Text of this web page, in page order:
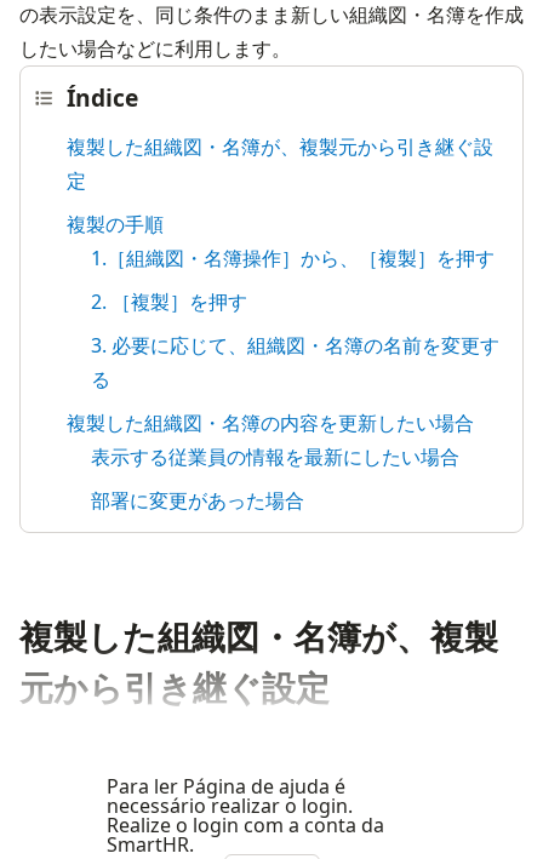
の表示設定を、同じ条件のまま新しい組織図・名簿を作成
したい場合などに利用します。
Índice
複製した組織図・名簿が、複製元から引き継ぐ設
定
複製の手順
1.［組織図・名簿操作］から、［複製］を押す
2. ［複製］を押す
3. 必要に応じて、組織図・名簿の名前を変更す
る
複製した組織図・名簿の内容を更新したい場合
表示する従業員の情報を最新にしたい場合
部署に変更があった場合
複製した組織図・名簿が、複製
元から引き継ぐ設定
Para ler Página de ajuda é
necessário realizar o login.
Realize o login com a conta da
SmartHR.